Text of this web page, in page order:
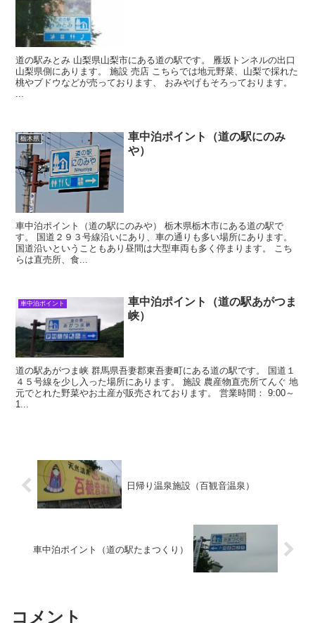
道の駅みとみ 山梨県山梨市にある道の駅です。 雁坂トンネルの出口
山梨県側にあります。 施設 売店 こちらでは地元野菜、山梨で採れた
桃やブドウなどが売っております、 おみやげもそろっております。
...
栃木県
車中泊ポイント（道の駅にのみ
や）
車中泊ポイント（道の駅にのみや） 栃木県栃木市にある道の駅で
す。 国道２９３号線沿いにあり、車の通りも多い場所にあります。
国道沿いということもあり昼間は大型車両も多く停まります。 こち
らは直売所、食...
車中泊ポイント
車中泊ポイント（道の駅あがつま
峡）
道の駅あがつま峡 群馬県吾妻郡東吾妻町にある道の駅です。 国道１
４５号線を少し入った場所にあります。 施設 農産物直売所てんぐ 地
元でとれた野菜やお土産が販売されております。 営業時間： 9:00～
1...
日帰り温泉施設（百観音温泉）
車中泊ポイント（道の駅たまつくり）
コメント